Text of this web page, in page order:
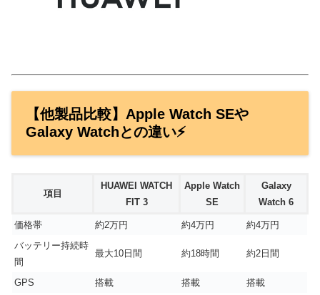
【他製品比較】Apple Watch SEや
Galaxy Watchとの違い⚡
項目
HUAWEI WATCH
FIT 3
Apple Watch
SE
Galaxy
Watch 6
価格帯 約2万円 約4万円
約4万円
バッテリー持続時
間
最大10日間 約18時間 約2日間
GPS 搭載 搭載 搭載